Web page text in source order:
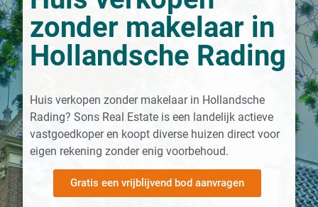
zonder makelaar in
Hollandsche Rading
Huis verkopen zonder makelaar in Hollandsche
Rading? Sons Real Estate is een landelijk actieve
vastgoedkoper en koopt diverse huizen direct voor
eigen rekening zonder enig voorbehoud.
Gratis een vrijblijvend bod aanvragen